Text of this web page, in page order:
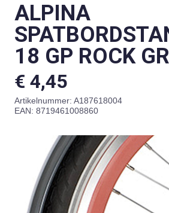
ALPINA
18 GP ROCK
€ 4,45
Artikelnummer: A187618004
EAN: 8719461008860